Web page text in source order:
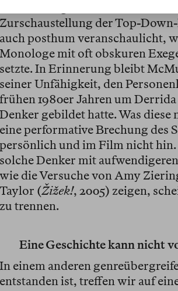
Zurschaustellung der Top-
auch posthum veranschaulicht,
Monologe mit oft obskuren
setzte. In Erinnerung bleibt
seiner Unfähigkeit, den
frühen 1980er Jahren um
Denker gebildet hatte. Was
eine performative Brechung des
persönlich und im Film nicht
solche Denker mit
wie die Versuche von Amy
Taylor (Žižek!, 2005) zeigen,
zu trennen.
Eine Geschichte kann nicht
In einem anderen
entstanden ist, treffen wir auf